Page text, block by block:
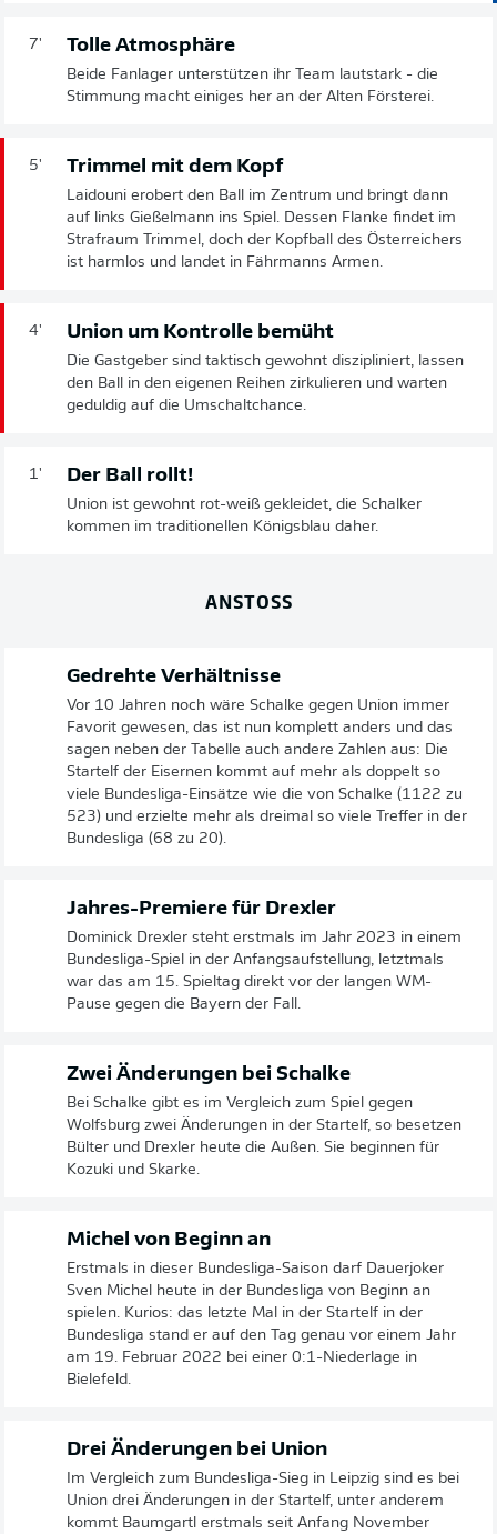
7' Tolle Atmosphäre
Beide Fanlager unterstützen ihr Team lautstark - die
Stimmung macht einiges her an der Alten Försterei.
5' Trimmel mit dem Kopf
Laidouni erobert den Ball im Zentrum und bringt dann
auf links Gießelmann ins Spiel. Dessen Flanke findet im
Strafraum Trimmel, doch der Kopfball des Österreichers
ist harmlos und landet in Fährmanns Armen.
4' Union um Kontrolle bemüht
Die Gastgeber sind taktisch gewohnt diszipliniert, lassen
den Ball in den eigenen Reihen zirkulieren und warten
geduldig auf die Umschaltchance.
1' Der Ball rollt!
Union ist gewohnt rot-weiß gekleidet, die Schalker
kommen im traditionellen Königsblau daher.
ANSTOSS
Gedrehte Verhältnisse
Vor 10 Jahren noch wäre Schalke gegen Union immer
Favorit gewesen, das ist nun komplett anders und das
sagen neben der Tabelle auch andere Zahlen aus: Die
Startelf der Eisernen kommt auf mehr als doppelt so
viele Bundesliga-Einsätze wie die von Schalke (1122 zu
523) und erzielte mehr als dreimal so viele Treffer in der
Bundesliga (68 zu 20).
Jahres-Premiere für Drexler
Dominick Drexler steht erstmals im Jahr 2023 in einem
Bundesliga-Spiel in der Anfangsaufstellung, letztmals
war das am 15. Spieltag direkt vor der langen WM-
Pause gegen die Bayern der Fall.
Zwei Änderungen bei Schalke
Bei Schalke gibt es im Vergleich zum Spiel gegen
Wolfsburg zwei Änderungen in der Startelf, so besetzen
Bülter und Drexler heute die Außen. Sie beginnen für
Kozuki und Skarke.
Michel von Beginn an
Erstmals in dieser Bundesliga-Saison darf Dauerjoker
Sven Michel heute in der Bundesliga von Beginn an
spielen. Kurios: das letzte Mal in der Startelf in der
Bundesliga stand er auf den Tag genau vor einem Jahr
am 19. Februar 2022 bei einer 0:1-Niederlage in
Bielefeld.
Drei Änderungen bei Union
Im Vergleich zum Bundesliga-Sieg in Leipzig sind es bei
Union drei Änderungen in der Startelf, unter anderem
kommt Baumgartl erstmals seit Anfang November